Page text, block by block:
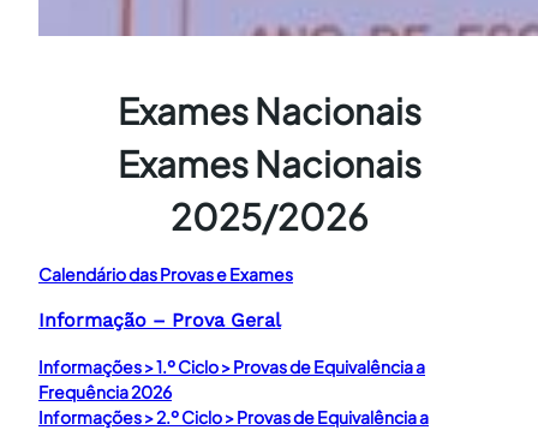
Exames Nacionais
Exames Nacionais
2025/2026
Calendário das Provas e Exames
Informação – Prova Geral
Informações > 1.º Ciclo > Provas de Equivalência a
Frequência 2026
Informações > 2.º Ciclo > Provas de Equivalência a